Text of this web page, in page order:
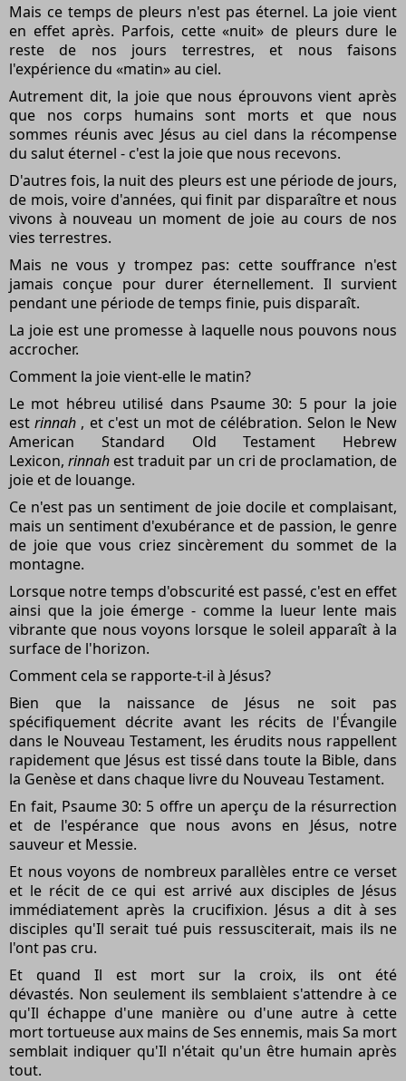
Mais ce temps de pleurs n'est pas éternel. La joie vient
en effet après. Parfois, cette «nuit» de pleurs dure le
reste de nos jours terrestres, et nous faisons
l'expérience du «matin» au ciel.
Autrement dit, la joie que nous éprouvons vient après
que nos corps humains sont morts et que nous
sommes réunis avec Jésus au ciel dans la récompense
du salut éternel - c'est la joie que nous recevons.
D'autres fois, la nuit des pleurs est une période de jours,
de mois, voire d'années, qui finit par disparaître et nous
vivons à nouveau un moment de joie au cours de nos
vies terrestres.
Mais ne vous y trompez pas: cette souffrance n'est
jamais conçue pour durer éternellement. Il survient
pendant une période de temps finie, puis disparaît.
La joie est une promesse à laquelle nous pouvons nous
accrocher.
Comment la joie vient-elle le matin?
Le mot hébreu utilisé dans Psaume 30: 5 pour la joie
estrinnah , et c'est un mot de célébration. Selon le New
American Standard Old Testament Hebrew
Lexicon,rinnah est traduit par un cri de proclamation, de
joie et de louange.
Ce n'est pas un sentiment de joie docile et complaisant,
mais un sentiment d'exubérance et de passion, le genre
de joie que vous criez sincèrement du sommet de la
montagne.
Lorsque notre temps d'obscurité est passé, c'est en effet
ainsi que la joie émerge - comme la lueur lente mais
vibrante que nous voyons lorsque le soleil apparaît à la
surface de l'horizon.
Comment cela se rapporte-t-il à Jésus?
Bien que la naissance de Jésus ne soit pas
spécifiquement décrite avant les récits de l'Évangile
dans le Nouveau Testament, les érudits nous rappellent
rapidement que Jésus est tissé dans toute la Bible, dans
la Genèse et dans chaque livre du Nouveau Testament.
En fait, Psaume 30: 5 offre un aperçu de la résurrection
et de l'espérance que nous avons en Jésus, notre
sauveur et Messie.
Et nous voyons de nombreux parallèles entre ce verset
et le récit de ce qui est arrivé aux disciples de Jésus
immédiatement après la crucifixion. Jésus a dit à ses
disciples qu'Il serait tué puis ressusciterait, mais ils ne
l'ont pas cru.
Et quand Il est mort sur la croix, ils ont été
dévastés. Non seulement ils semblaient s'attendre à ce
qu'Il échappe d'une manière ou d'une autre à cette
mort tortueuse aux mains de Ses ennemis, mais Sa mort
semblait indiquer qu'Il n'était qu'un être humain après
tout.